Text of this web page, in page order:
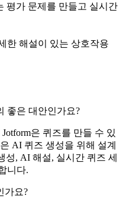
평가 문제를 만들고 실시간
한 해설이 있는 상호작용
좋은 대안인가요?
은 퀴즈를 만들 수 있
AI 퀴즈 생성을 위해 설계
성, AI 해설, 실시간 퀴즈 세
니다.
가요?